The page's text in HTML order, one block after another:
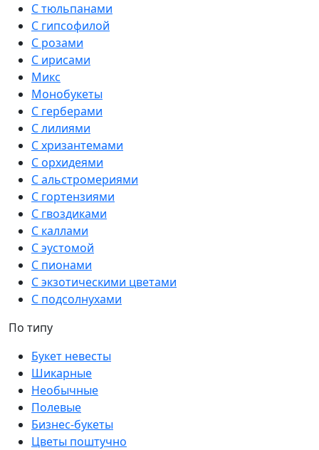
С тюльпанами
С гипсофилой
С розами
С ирисами
Микс
Монобукеты
С герберами
С лилиями
С хризантемами
С орхидеями
С альстромериями
С гортензиями
С гвоздиками
С каллами
С эустомой
С пионами
С экзотическими цветами
С подсолнухами
По типу
Букет невесты
Шикарные
Необычные
Полевые
Бизнес-букеты
Цветы поштучно